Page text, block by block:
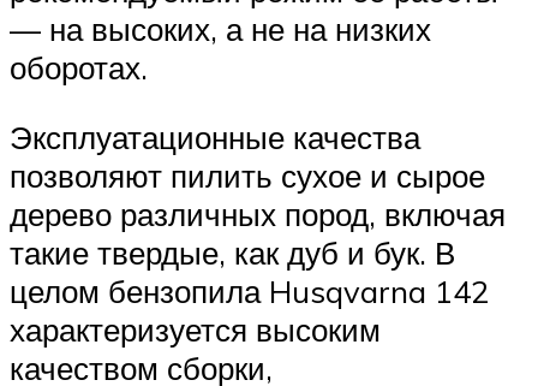
— на высоких, а не на низких
оборотах.
Эксплуатационные качества
позволяют пилить сухое и сырое
дерево различных пород, включая
такие твердые, как дуб и бук. В
целом бензопила Husqvarna 142
характеризуется высоким
качеством сборки,